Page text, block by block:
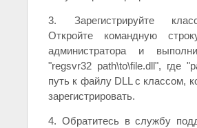
3. Зарегистрируйте
Откройте командную
администратора и
"regsvr32 path\to\file.dll", где
путь к файлу DLL с классом,
зарегистрировать.
4. Обратитесь в службу